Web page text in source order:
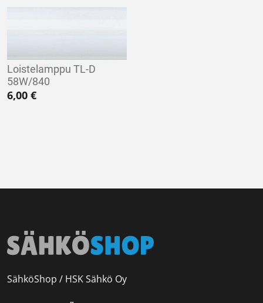
Loistelamppu TL-D
58W/840
6,00 €
SähköShop / HSK Sähkö Oy